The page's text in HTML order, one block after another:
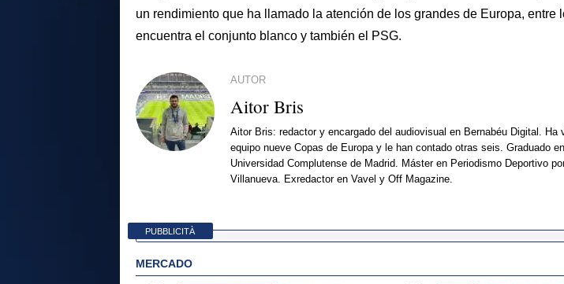
un rendimiento que ha llamado la atención de los grandes de Europa, entre
encuentra el conjunto blanco y también el PSG.
AUTOR
Aitor Bris
Aitor Bris: redactor y encargado del audiovisual en Bernabéu Digital. Ha
equipo nueve Copas de Europa y le han contado otras seis. Graduado
Universidad Complutense de Madrid. Máster en Periodismo Deportivo
Villanueva. Exredactor en Vavel y Off Magazine.
PUBBLICITÀ
MERCADO